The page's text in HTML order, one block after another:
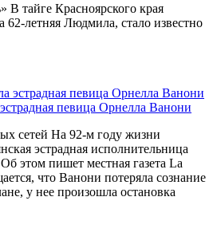
В тайге Красноярского края
62-летняя Людмила, стало известно
певица Орнелла Ванони
сетей На 92-м году жизни
эстрадная исполнительница
этом пишет местная газета La
что Ванони потеряла сознание
у нее произошла остановка